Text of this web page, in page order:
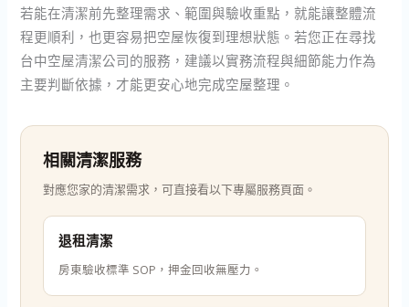
若能在清潔前先整理需求、範圍與驗收重點，就能讓整體流
程更順利，也更容易把空屋恢復到理想狀態。若您正在尋找
台中空屋清潔公司的服務，建議以實務流程與細節能力作為
主要判斷依據，才能更安心地完成空屋整理。
相關清潔服務
對應您家的清潔需求，可直接看以下專屬服務頁面。
退租清潔
房東驗收標準 SOP，押金回收無壓力。